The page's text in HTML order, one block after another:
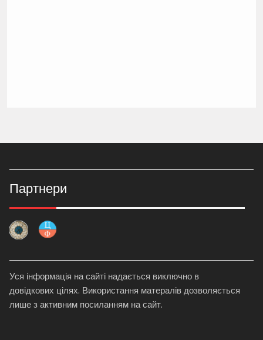
Партнери
Уся інформація на сайті надається виключно в
довідкових цілях. Використання матералів дозволяється
лише з активним посиланням на сайт.